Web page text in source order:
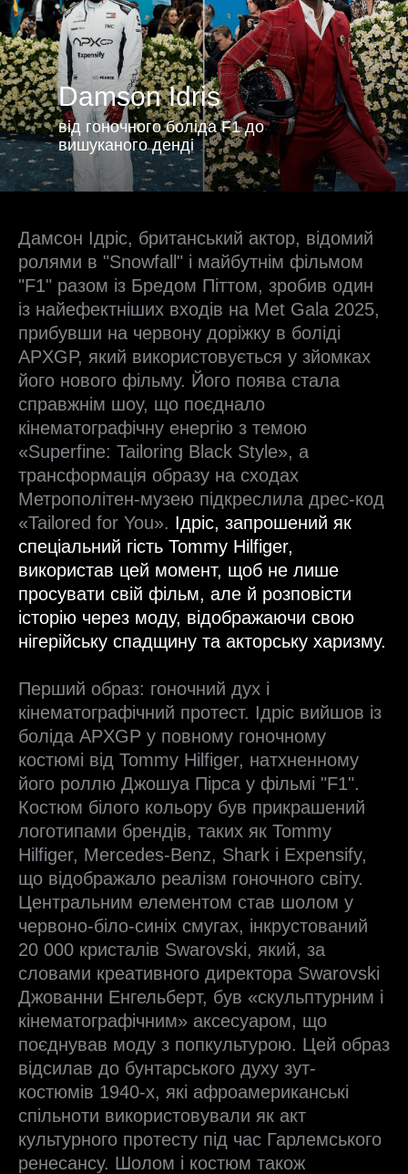
Damson Idris
від гоночного боліда F1 до
вишуканого денді
Дамсон Ідріс, британський актор, відомий
ролями в "Snowfall" і майбутнім фільмом
"F1" разом із Бредом Піттом, зробив один
із найефектніших входів на Met Gala 2025,
прибувши на червону доріжку в боліді
APXGP, який використовується у зйомках
його нового фільму. Його поява стала
справжнім шоу, що поєднало
кінематографічну енергію з темою
«Superfine: Tailoring Black Style», а
трансформація образу на сходах
Метрополітен-музею підкреслила дрес-код
«Tailored for You». Ідріс, запрошений як
спеціальний гість Tommy Hilfiger,
використав цей момент, щоб не лише
просувати свій фільм, але й розповісти
історію через моду, відображаючи свою
нігерійську спадщину та акторську харизму.
Перший образ: гоночний дух і
кінематографічний протест. Ідріс вийшов із
боліда APXGP у повному гоночному
костюмі від Tommy Hilfiger, натхненному
його роллю Джошуа Пірса у фільмі "F1".
Костюм білого кольору був прикрашений
логотипами брендів, таких як Tommy
Hilfiger, Mercedes-Benz, Shark і Expensify,
що відображало реалізм гоночного світу.
Центральним елементом став шолом у
червоно-біло-синіх смугах, інкрустований
20 000 кристалів Swarovski, який, за
словами креативного директора Swarovski
Джованни Енгельберт, був «скульптурним і
кінематографічним» аксесуаром, що
поєднував моду з попкультурою. Цей образ
відсилав до бунтарського духу зут-
костюмів 1940-х, які афроамериканські
спільноти використовували як акт
культурного протесту під час Гарлемського
ренесансу. Шолом і костюм також